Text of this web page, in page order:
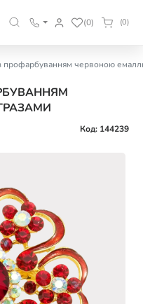
(0) (0)
профарбуванням червоною
Код: 144239